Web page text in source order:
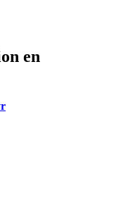
en